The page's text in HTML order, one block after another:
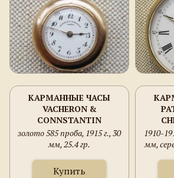
КАРМАННЫЕ ЧАСЫ
VACHERON &
CONNSTANTIN
золото 585 проба, 1915 г., 30
мм, 25.4 гр.
Купить
1910-
мм,